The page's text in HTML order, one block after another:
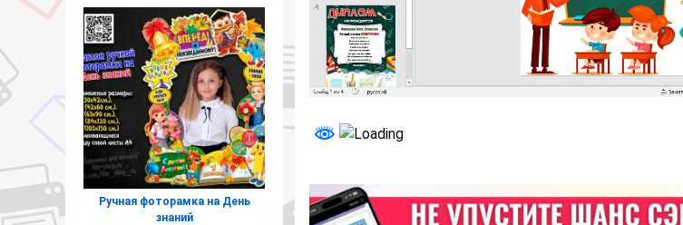
Ручная фоторамка на День
знаний